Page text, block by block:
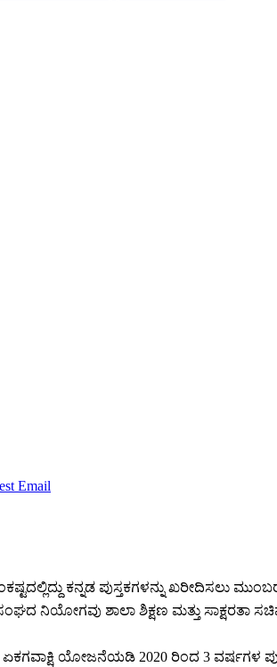
Email
ಕನ್ನಡ ಪುಸ್ತಕಗಳನ್ನು ಖರೀದಿಸಲು
ಸಂಘದ ನಿಯೋಗವು ಶಾಲಾ ಶಿಕ್ಷಣ ಮತ್ತು
ಯೋಜನೆಯಡಿ 2020 ರಿಂದ 3 ವರ್ಷಗಳ